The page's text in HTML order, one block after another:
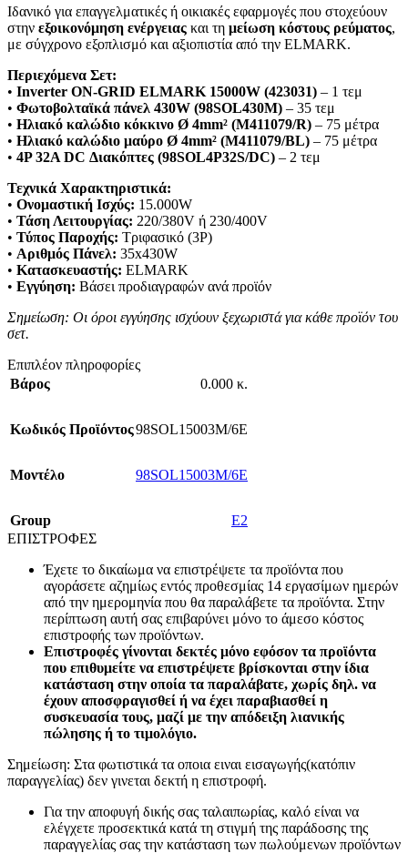
Ιδανικό για επαγγελματικές ή οικιακές εφαρμογές που στοχεύουν
στην εξοικονόμηση ενέργειας και τη μείωση κόστους ρεύματος,
με σύγχρονο εξοπλισμό και αξιοπιστία από την ELMARK.
Περιεχόμενα Σετ:
• Inverter ON-GRID ELMARK 15000W (423031) – 1 τεμ
• Φωτοβολταϊκά πάνελ 430W (98SOL430M) – 35 τεμ
• Ηλιακό καλώδιο κόκκινο Ø 4mm² (M411079/R) – 75 μέτρα
• Ηλιακό καλώδιο μαύρο Ø 4mm² (M411079/BL) – 75 μέτρα
• 4P 32A DC Διακόπτες (98SOL4P32S/DC) – 2 τεμ
Τεχνικά Χαρακτηριστικά:
• Ονομαστική Ισχύς: 15.000W
• Τάση Λειτουργίας: 220/380V ή 230/400V
• Τύπος Παροχής: Τριφασικό (3P)
• Αριθμός Πάνελ: 35x430W
• Κατασκευαστής: ELMARK
• Εγγύηση: Βάσει προδιαγραφών ανά προϊόν
Σημείωση: Οι όροι εγγύησης ισχύουν ξεχωριστά για κάθε προϊόν του
σετ.
Επιπλέον πληροφορίες
Βάρος
0.000 κ.
Κωδικός Προϊόντος98SOL15003M/6E
Mοντέλο 98SOL15003M/6E
Group
E2
ΕΠΙΣΤΡΟΦΕΣ
Έχετε το δικαίωμα να επιστρέψετε τα προϊόντα που
αγοράσετε αζημίως εντός προθεσμίας 14 εργασίμων ημερών
από την ημερομηνία που θα παραλάβετε τα προϊόντα. Στην
περίπτωση αυτή σας επιβαρύνει μόνο το άμεσο κόστος
επιστροφής των προϊόντων.
Επιστροφές γίνονται δεκτές μόνο εφόσον τα προϊόντα
που επιθυμείτε να επιστρέψετε βρίσκονται στην ίδια
κατάσταση στην οποία τα παραλάβατε, χωρίς δηλ. να
έχουν αποσφραγισθεί ή να έχει παραβιασθεί η
συσκευασία τους, μαζί με την απόδειξη λιανικής
πώλησης ή το τιμολόγιο.
Σημείωση: Στα φωτιστικά τα οποια ειναι εισαγωγής(κατόπιν
παραγγελίας) δεν γινεται δεκτή η επιστροφή.
Για την αποφυγή δικής σας ταλαιπωρίας, καλό είναι να
ελέγχετε προσεκτικά κατά τη στιγμή της παράδοσης της
παραγγελίας σας την κατάσταση των πωλούμενων προϊόντων